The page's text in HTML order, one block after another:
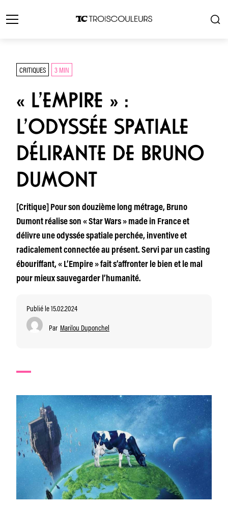
CRITIQUES 3 MIN
« L’EMPIRE » :
L’ODYSSÉE SPATIALE
DÉLIRANTE DE BRUNO
DUMONT
[Critique] Pour son douzième long métrage, Bruno
Dumont réalise son « Star Wars » made in France et
délivre une odyssée spatiale perchée, inventive et
radicalement connectée au présent. Servi par un casting
ébouriffant, « L’Empire » fait s’affronter le bien et le mal
pour mieux sauvegarder l’humanité.
Publié le 15.02.2024
Par Marilou Duponchel